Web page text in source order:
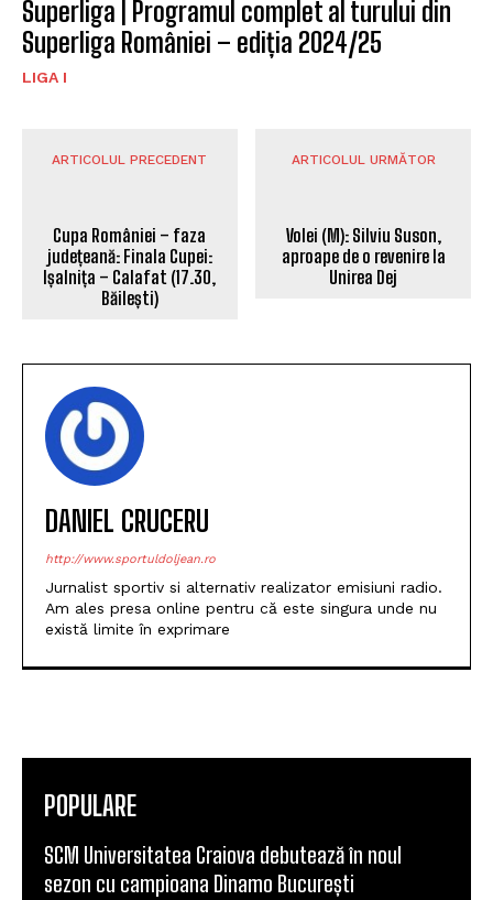
Superliga | Programul complet al turului din
Superliga României – ediția 2024/25
LIGA I
ARTICOLUL PRECEDENT
Cupa României – faza
Băilești)
ARTICOLUL URMĂTOR
Volei (M): Silviu Suson,
DANIEL CRUCERU
http://www.sportuldoljean.ro
Am ales presa online pentru că este singura unde nu
POPULARE